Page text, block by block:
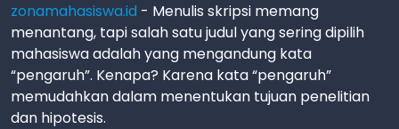
zonamahasiswa.id - Menulis skripsi memang
menantang, tapi salah satu judul yang sering dipilih
mahasiswa adalah yang mengandung kata
“pengaruh”. Kenapa? Karena kata “pengaruh”
memudahkan dalam menentukan tujuan penelitian
dan hipotesis.